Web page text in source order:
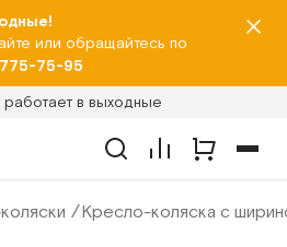
или обращайтесь по
75-95
в выходные
Кресло-коляска с